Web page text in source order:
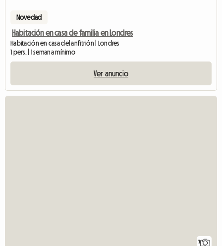
Novedad
Habitación en casa de familia en Londres
Habitación en casa del anfitrión | Londres
1 pers. | 1 semana mínimo
Ver anuncio
7